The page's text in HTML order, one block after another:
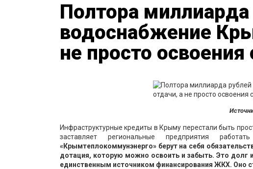
Полтора миллиарда
водоснабжение
не просто освоения
Инфраструктурные кредиты в Крыму перестали быть
заставляет региональные предприятия
«Крымтеплокоммунэнерго» берут на себя
дотация, которую можно освоить и забыть. Это долг
единственным источником финансирования ЖКХ. Оно